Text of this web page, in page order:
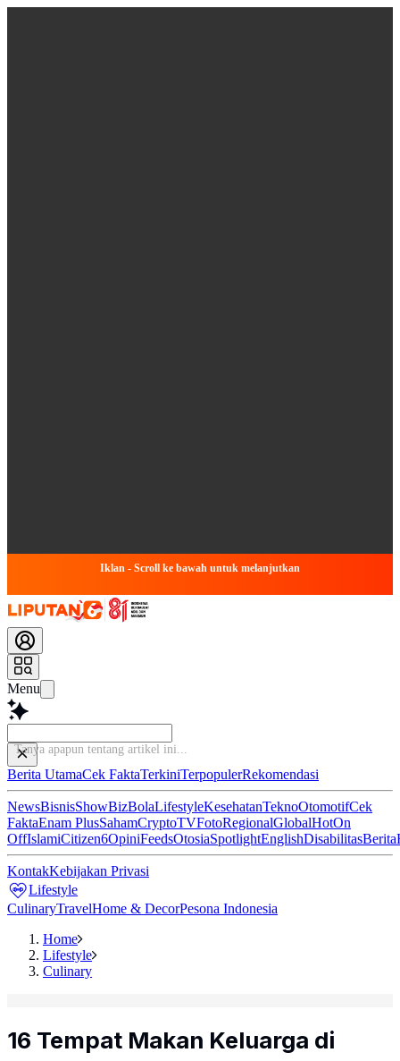
Iklan - Scroll ke bawah untuk melanjutkan
Menu
Tanya apapun tenta
Berita UtamaCek FaktaTerkiniTerpopulerRekomendasi
NewsBisnisShowBizBolaLifestyleKesehatanTeknoOtomotifCek
FaktaEnam PlusSahamCryptoTVFotoRegionalGlobalHotOn
OffIslamiCitizen6OpiniFeedsOtosiaSpotlightEnglishDisabilitasBerita
KontakKebijakan Privasi
Lifestyle
CulinaryTravelHome & DecorPesona Indonesia
Home
Lifestyle
Culinary
16 Tempat Makan Keluarga di